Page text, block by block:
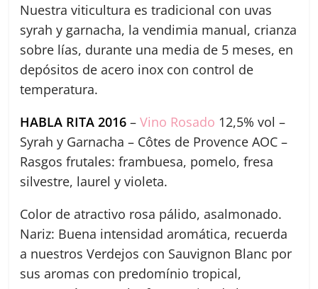
Nuestra viticultura es tradicional con uvas
syrah y garnacha, la vendimia manual, crianza
sobre lías, durante una media de 5 meses, en
depósitos de acero inox con control de
temperatura.
HABLA RITA 2016 –Vino Rosado 12,5% vol –
Syrah y Garnacha – Côtes de Provence AOC –
Rasgos frutales: frambuesa, pomelo, fresa
silvestre, laurel y violeta.
Color de atractivo rosa pálido, asalmonado.
Nariz: Buena intensidad aromática, recuerda
a nuestros Verdejos con Sauvignon Blanc por
sus aromas con predomínio tropical,